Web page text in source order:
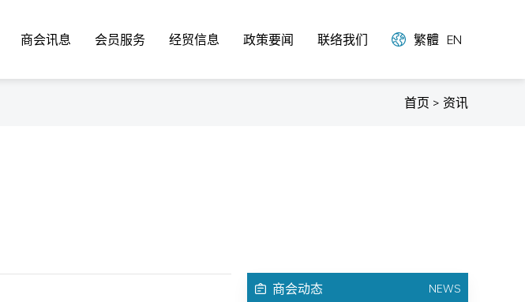
商会讯息 会员服务 经贸信息 政策要闻 联络我们 繁體 EN
首页 > 资讯
商会动态 NEWS